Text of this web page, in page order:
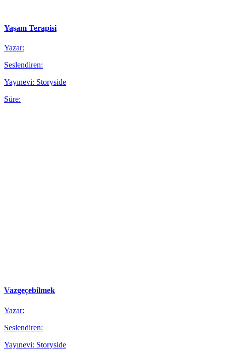
Yaşam Terapisi
Yazar:
Seslendiren:
Yayınevi: Storyside
Süre:
Vazgeçebilmek
Yazar:
Seslendiren:
Yayınevi: Storyside